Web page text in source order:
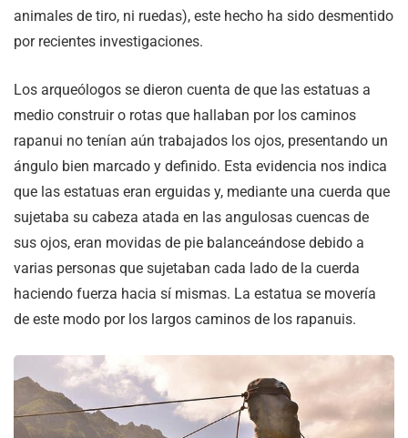
animales de tiro, ni ruedas), este hecho ha sido desmentido
por recientes investigaciones.
Los arqueólogos se dieron cuenta de que las estatuas a
medio construir o rotas que hallaban por los caminos
rapanui no tenían aún trabajados los ojos, presentando un
ángulo bien marcado y definido. Esta evidencia nos indica
que las estatuas eran erguidas y, mediante una cuerda que
sujetaba su cabeza atada en las angulosas cuencas de
sus ojos, eran movidas de pie balanceándose debido a
varias personas que sujetaban cada lado de la cuerda
haciendo fuerza hacia sí mismas. La estatua se movería
de este modo por los largos caminos de los rapanuis.